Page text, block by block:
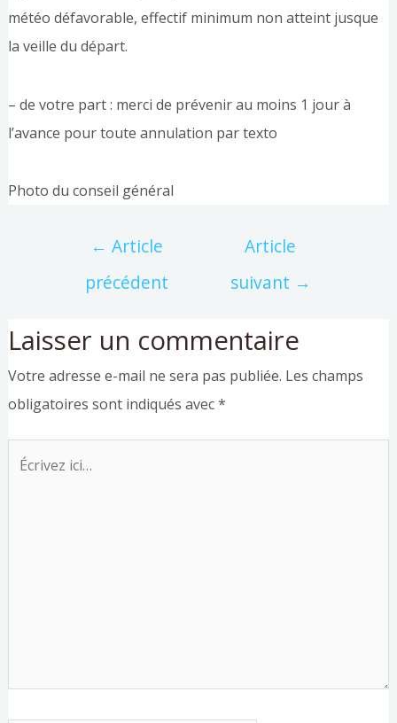
météo défavorable, effectif minimum non atteint jusque
la veille du départ.
– de votre part : merci de prévenir au moins 1 jour à
l’avance pour toute annulation par texto
Photo du conseil général
← Article
précédent
Article
suivant →
Laisser un commentaire
Votre adresse e-mail ne sera pas publiée. Les champs
obligatoires sont indiqués avec*
Écrivez